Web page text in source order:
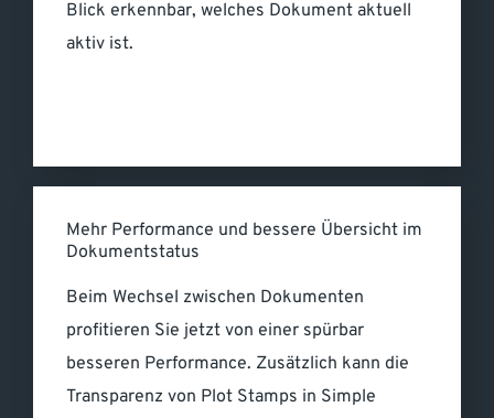
Blick erkennbar, welches Dokument aktuell
aktiv ist.
Mehr Performance und bessere Übersicht im
Dokumentstatus
Beim Wechsel zwischen Dokumenten
profitieren Sie jetzt von einer spürbar
besseren Performance. Zusätzlich kann die
Transparenz von Plot Stamps in Simple